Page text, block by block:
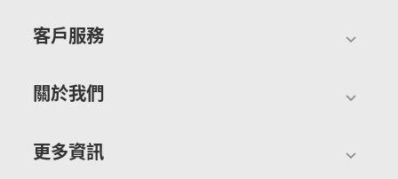
客戶服務
關於我們
更多資訊